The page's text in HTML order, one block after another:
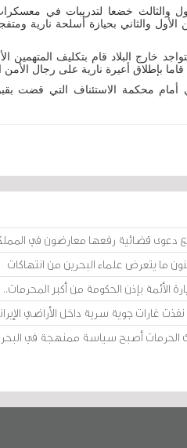
الأول والثاني بحيازة أسلحة نارية
خارج البلاد قام بتكليف المتهمين
أمام محكمة الاستئناف التي قضت
دعوى قضائية رفعها معارضون في
ما يتعرض علماء البحرين من انتهاكات
الأئمة بإذن الحكومة من أكبر
غارات جوية سرية داخل الأراضي
الحرمات أصبح سياسة ممنهجة في